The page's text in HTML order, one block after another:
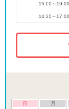
15:00～19:00
14:30～17:00
日
月